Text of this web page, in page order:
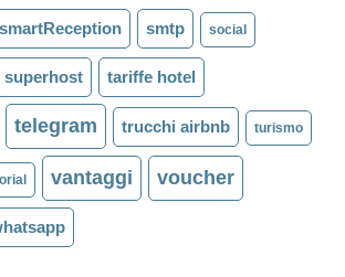
smartReception smtp social
superhost tariffe hotel
telegram trucchi airbnb turismo
vantaggi voucher